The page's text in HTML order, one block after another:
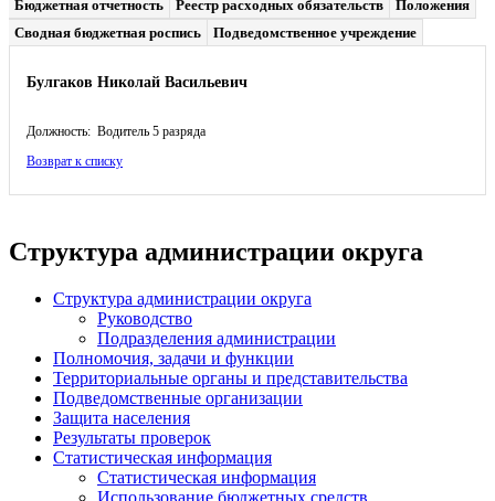
Бюджетная отчетность
Реестр расходных обязательств
Положения
Сводная бюджетная роспись
Подведомственное учреждение
Булгаков Николай Васильевич
Должность: Водитель 5 разряда
Возврат к списку
Структура администрации округа
Структура администрации округа
Руководство
Подразделения администрации
Полномочия, задачи и функции
Территориальные органы и представительства
Подведомственные организации
Защита населения
Результаты проверок
Статистическая информация
Статистическая информация
Использование бюджетных средств